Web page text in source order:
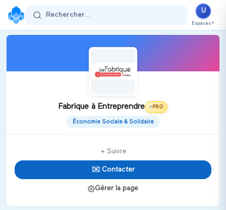
Rechercher...
U
Espaces ▼
Fabrique à Entreprendre ⭐ PRO
Économie Sociale & Solidaire
+ Suivre
✉️ Contacter
Gérer la page